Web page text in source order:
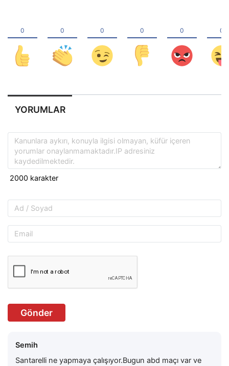
YORUMLAR
Gönder
Semih
Santarelli ne yapmaya çalışıyor.Bugun abd maçı var ve